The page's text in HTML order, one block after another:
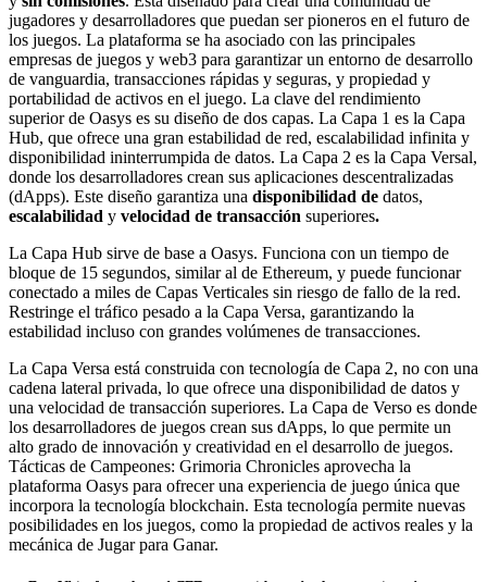
jugadores y desarrolladores que puedan ser pioneros en el futuro de
los juegos. La plataforma se ha asociado con las principales
empresas de juegos y web3 para garantizar un entorno de desarrollo
de vanguardia, transacciones rápidas y seguras, y propiedad y
portabilidad de activos en el juego. La clave del rendimiento
superior de Oasys es su diseño de dos capas. La Capa 1 es la Capa
Hub, que ofrece una gran estabilidad de red, escalabilidad infinita y
disponibilidad ininterrumpida de datos. La Capa 2 es la Capa Versal,
donde los desarrolladores crean sus aplicaciones descentralizadas
(dApps). Este diseño garantiza una disponibilidad de datos,
escalabilidad y velocidad de transacción superiores.
La Capa Hub sirve de base a Oasys. Funciona con un tiempo de
bloque de 15 segundos, similar al de Ethereum, y puede funcionar
conectado a miles de Capas Verticales sin riesgo de fallo de la red.
Restringe el tráfico pesado a la Capa Versa, garantizando la
estabilidad incluso con grandes volúmenes de transacciones.
La Capa Versa está construida con tecnología de Capa 2, no con una
cadena lateral privada, lo que ofrece una disponibilidad de datos y
una velocidad de transacción superiores. La Capa de Verso es donde
los desarrolladores de juegos crean sus dApps, lo que permite un
alto grado de innovación y creatividad en el desarrollo de juegos.
Tácticas de Campeones: Grimoria Chronicles aprovecha la
plataforma Oasys para ofrecer una experiencia de juego única que
incorpora la tecnología blockchain. Esta tecnología permite nuevas
posibilidades en los juegos, como la propiedad de activos reales y la
mecánica de Jugar para Ganar.